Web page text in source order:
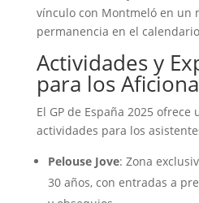
vínculo con Montmeló en un
permanencia en el
Actividades y
para los
El GP de España 2025
actividades para los
Pelouse Jove: Zona
30 años, con entradas a